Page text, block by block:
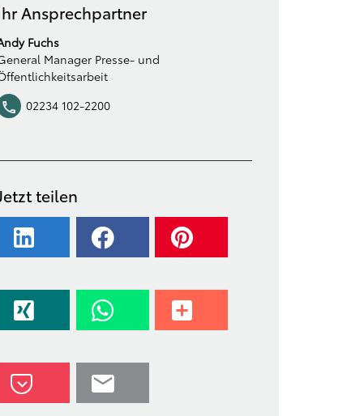
Ansprechpartner
Fuchs
Manager Presse- und
02234 102-2200
teilen